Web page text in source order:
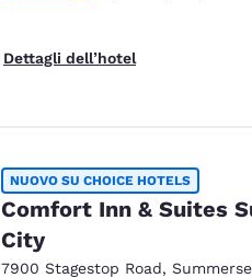
Dettagli dell’hotel
NUOVO SU CHOICE HOTELS
Comfort Inn & Suites
City
7900 Stagestop Road,